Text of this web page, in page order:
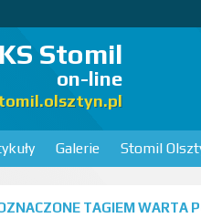
Stomil
on-line
Galerie Stomil
TAGIEM WARTA